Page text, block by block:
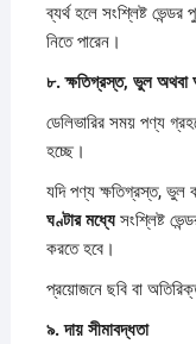
ব্যর্থ হলে সংশ্লিষ্ট ভেন্ডর
নিতে পারেন।
৮.ক্ষতিগ্রস্ত, ভুলঅথবা
ডেলিভারির সময় পণ্য
হচ্ছে।
যদি পণ্য ক্ষতিগ্রস্ত, ভুল
ঘণ্টারমধ্যেসংশ্লিষ্ট
করতে হবে।
প্রয়োজনে ছবি বা
৯.দায়সীমাবদ্ধতা